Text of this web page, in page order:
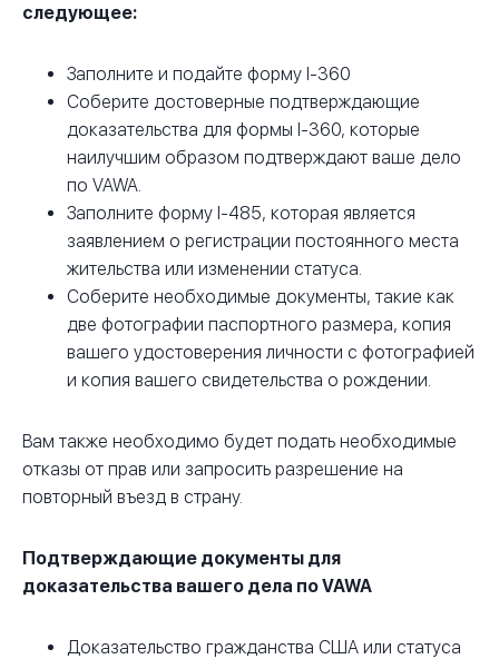
следующее:
Заполните и подайте форму I-360
Соберите достоверные подтверждающие
доказательства для формы I-360, которые
наилучшим образом подтверждают ваше дело
по VAWA.
Заполните форму I-485, которая является
заявлением о регистрации постоянного места
жительства или изменении статуса.
Соберите необходимые документы, такие как
две фотографии паспортного размера, копия
вашего удостоверения личности с фотографией
и копия вашего свидетельства о рождении.
Вам также необходимо будет подать необходимые
отказы от прав или запросить разрешение на
повторный въезд в страну.
Подтверждающие документы для
доказательства вашего дела по VAWA
Доказательство гражданства США или статуса